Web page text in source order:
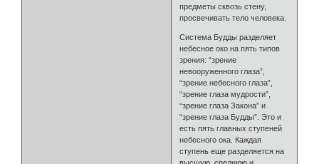
предметы сквозь стену,
просвечивать тело человека.
Система Будды разделяет
небесное око на пять типов
зрения: “зрение
невооруженного глаза”,
“зрение небесного глаза”,
“зрение глаза мудрости”,
“зрение глаза Закона” и
“зрение глаза Будды”. Это и
есть пять главных ступеней
небесного ока. Каждая
ступень еще разделяется на
высшую, среднюю и